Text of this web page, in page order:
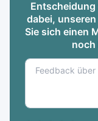
dabei,
Sie sich einen
noch